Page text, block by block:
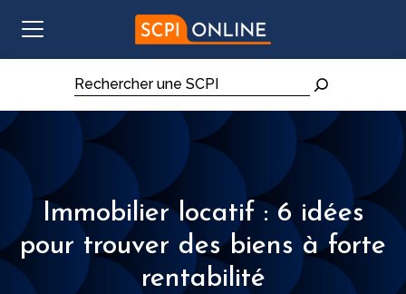
Rechercher
Immobilier locatif : 6 idées
pour trouver des biens à forte
rentabilité